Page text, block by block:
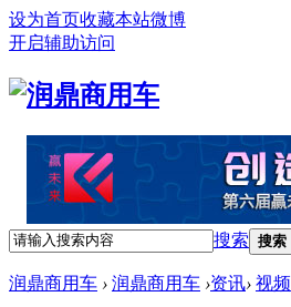
设为首页收藏本站微博
开启辅助访问
搜索 搜索
润鼎商用车 › 润鼎商用车 ›资讯› 视频